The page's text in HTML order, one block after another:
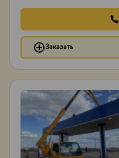
Заказать